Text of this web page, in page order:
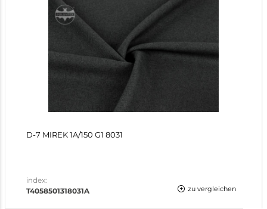
D-7 MIREK 1A/150 G1 8031
index:
T4058501318031A
zu vergleichen